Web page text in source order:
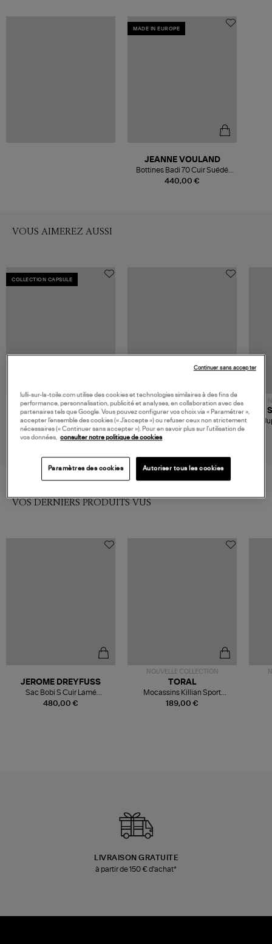
MADE IN EUROPE
440,00 €
JEANNE VOULAND
Bottines Badi 70 Cuir Suédé
Noir
VOUS AIMEREZ AUSSI
COLLECTION CAPSULE
85,00 €
ADIDAS
Jupe Denim Skirt Medium
Black Denim, Capsule
Summer Glow
150,00 €
SAMSOE SAMSOE
Jupe Saagneta Mulch
VOS DERNIERS PRODUITS VUS
480,00 €
JEROME DREYFUSS
Sac Bobi S Cuir Lamé
Champagne
NOUVELLE COLLECTION
189,00 €
TORAL
Mocassins Killian Sport
Mousse
LIVRAISON GRATUITE
à partir de 150 € d'achat*
lulli-sur-la-toile.com utilise des cookies et technologies similaires à des fins de
performance, personnalisation, publicité et analyses, en collaboration avec des
partenaires tels que Google. Vous pouvez configurer vos choix via « Paramétrer »,
accepter l’ensemble des cookies (« J’accepte ») ou refuser ceux non strictement
nécessaires (« Continuer sans accepter »). Pour en savoir plus sur l’utilisation de
vos données, consulter notre politique de cookies
Paramètres des cookies Autoriser tous les cookies
Continuer sans accepter